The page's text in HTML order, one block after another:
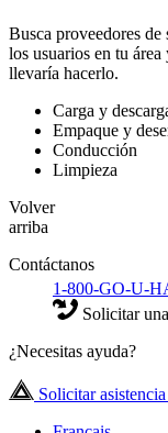
Busca proveedores
los usuarios en tu
llevaría hacerlo.
Carga y
Empaque y
Conducción
Limpieza
Volver
arriba
Contáctanos
1-800-GO-U-
Solicitar
¿Necesitas ayuda?
Solicitar